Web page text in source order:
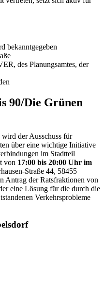
bekanntgegeben
des Planungsamtes, der
90/Die Grünen
wird der Ausschuss für
über eine wichtige Initiative
im Stadtteil
von 17:00 bis 20:00 Uhr im
Straße 44, 58455
Antrag der Ratsfraktionen von
eine Lösung für die durch die
Verkehrsprobleme